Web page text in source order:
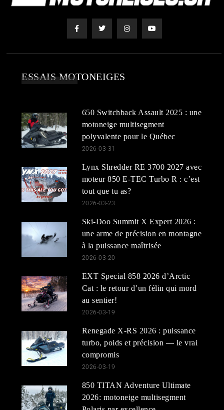
ESSAIS MOTONEIGES
650 Switchback Assault 2025 : une
motoneige multisegment
polyvalente pour le Québec
2026-03-31
Lynx Shredder RE 3700 2027 avec
moteur 850 E-TEC Turbo R : c’est
tout que tu as?
2026-03-23
Ski-Doo Summit X Expert 2026 :
une arme de précision en montagne
à la puissance maîtrisée
2026-03-20
EXT Special 858 2026 d’Arctic
Cat : le retour d’un félin qui mord
au sentier!
2026-03-19
Renegade X-RS 2026 : puissance
turbo, poids et précision — le vrai
compromis
2026-03-19
850 TITAN Adventure Ultimate
2026: motoneige multisegment